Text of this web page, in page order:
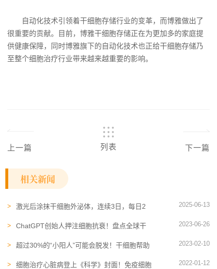
自动化技术引领着干细胞存储行业的变革，而博雅做出了
很重要的贡献。目前，博雅干细胞存储正在为更加多的家庭提
供健康保障，同时博雅旗下的自动化技术也正给干细胞存储乃
至整个细胞治疗行业带来越来越重要的影响。
上一篇 列表 下一篇
相关新闻
激光后涂抹干细胞外泌体，连续3日，每日2
2025-06-13
ChatGPT创始人押注细胞抗衰！盘点全球干
2023-06-26
超过30%的“小阳人”可能会脱发！干细胞帮助
2023-02-10
细胞治疗心脏病登上《科学》封面！免疫细胞
2022-01-12